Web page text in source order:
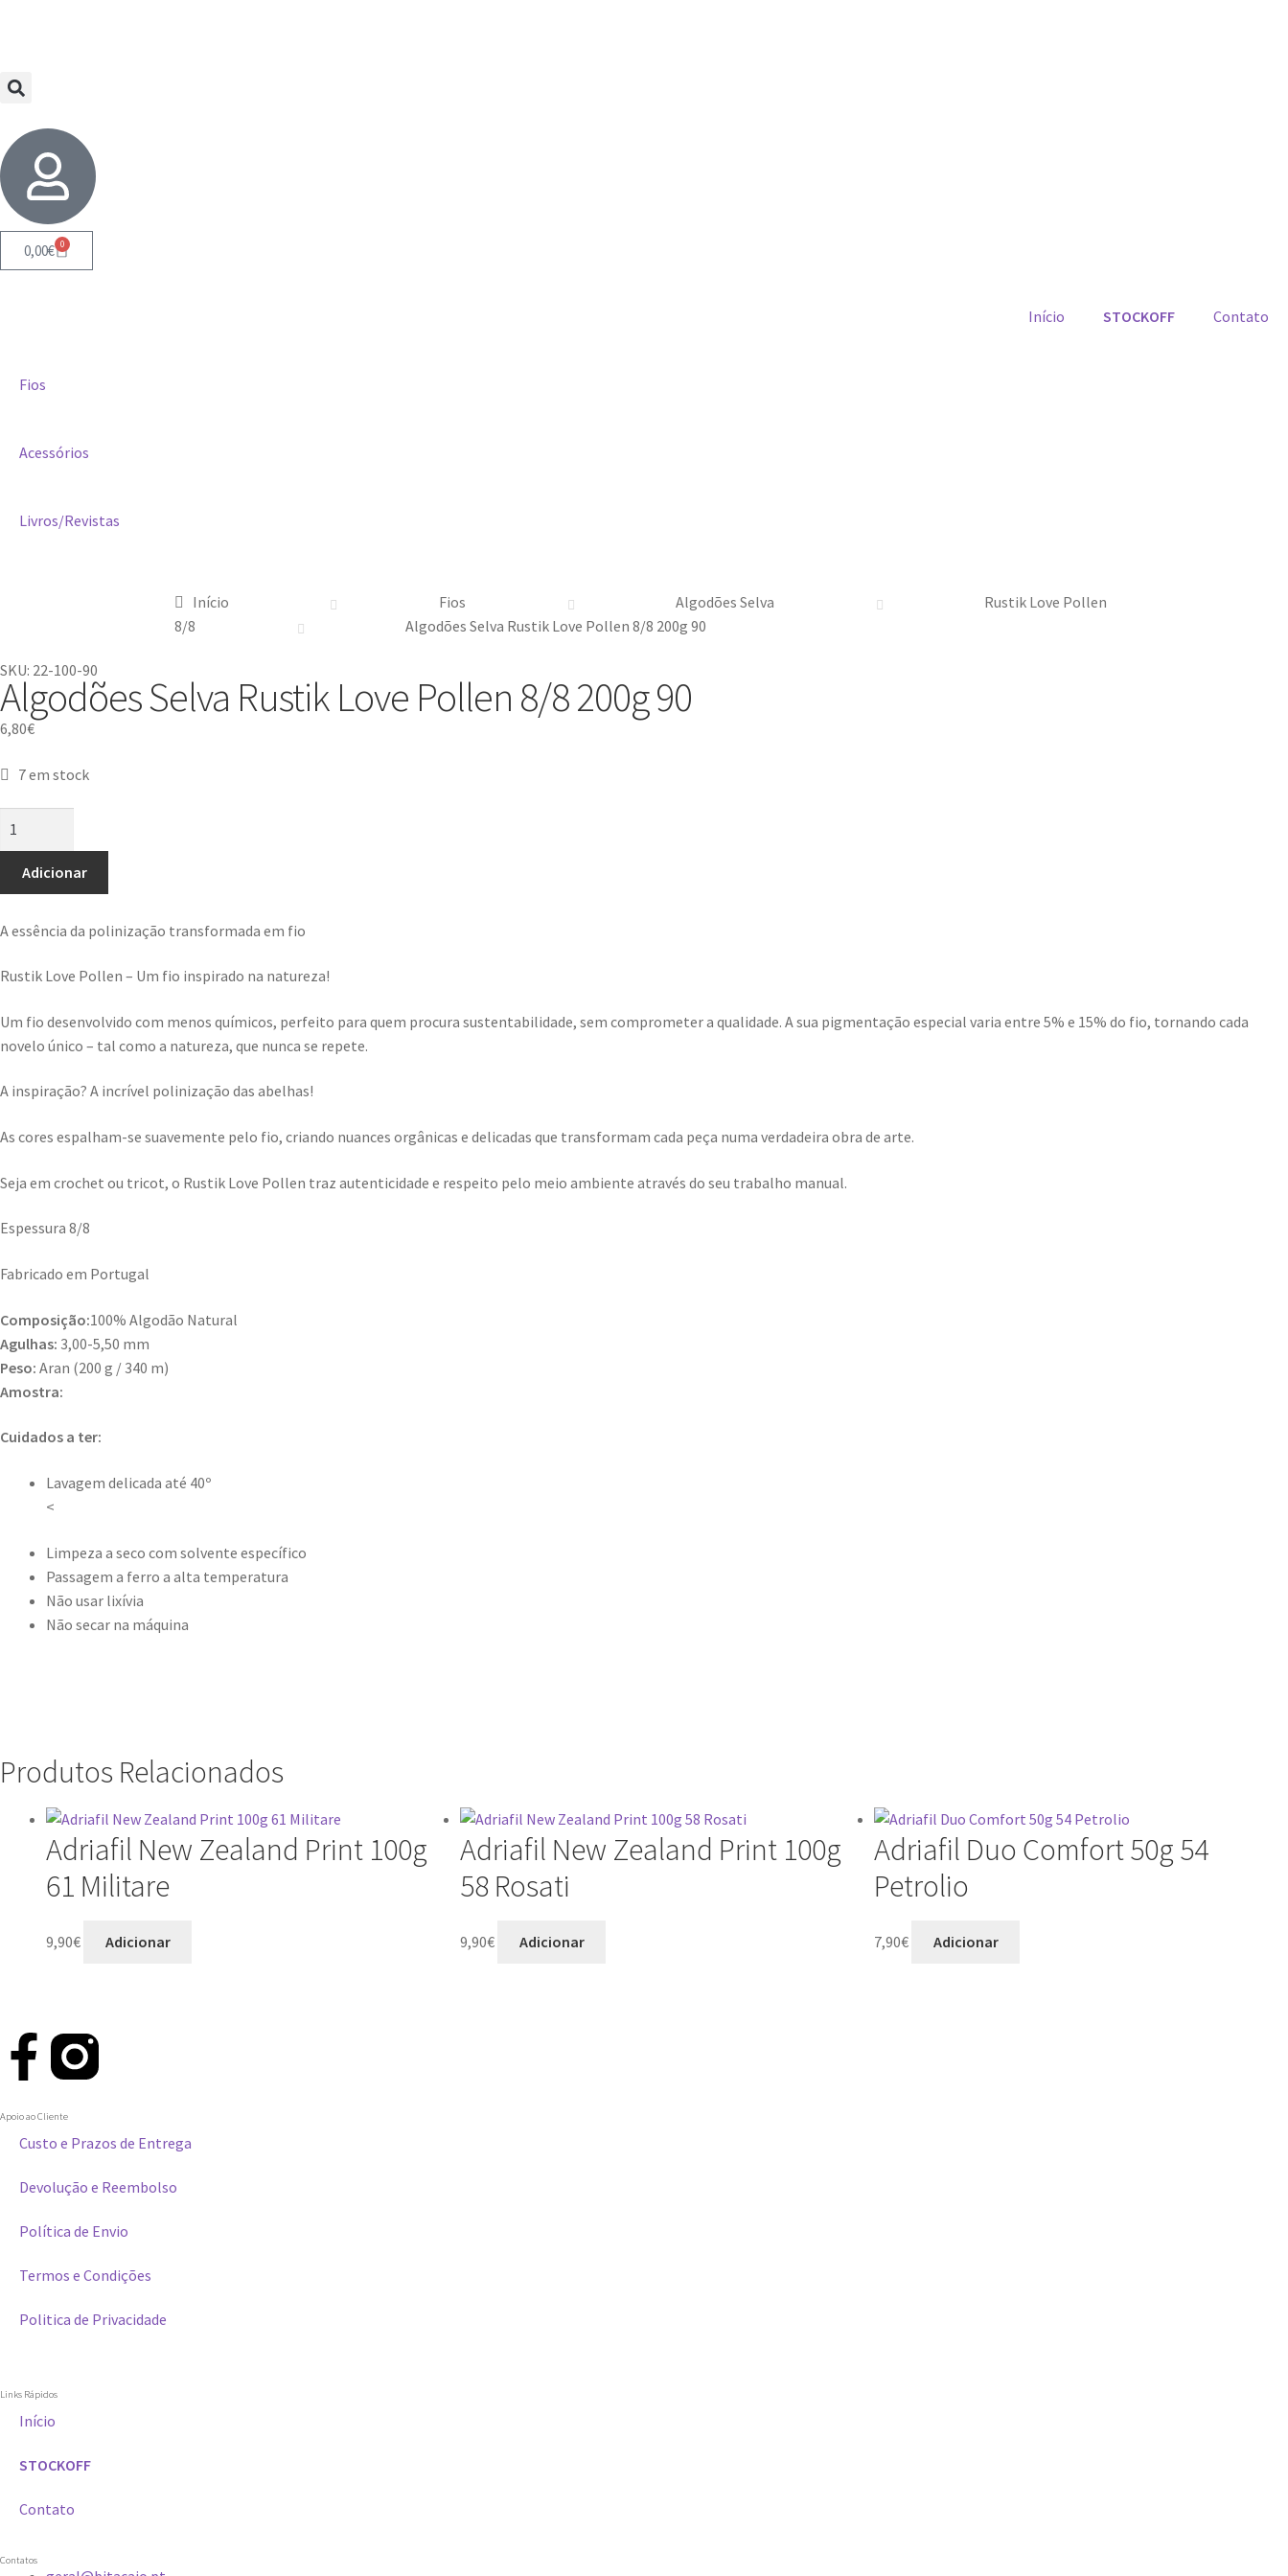
0,00€ 0
Início STOCKOFF Contato
Fios
Acessórios
Livros/Revistas
Início Fios Algodões Selva
Rustik Love Pollen
8/8
Algodões Selva Rustik Love Pollen 8/8 200g 90
SKU: 22-100-90
Algodões Selva Rustik Love Pollen 8/8 200g 90
6,80€
7 em stock
Adicionar
A essência da polinização transformada em fio
Rustik Love Pollen – Um fio inspirado na natureza!
Um fio desenvolvido com menos químicos, perfeito para quem procura sustentabilidade, sem comprometer a qualidade. A sua pigmentação especial varia entre 5% e 15% do fio, tornando cada
novelo único – tal como a natureza, que nunca se repete.
A inspiração? A incrível polinização das abelhas!
As cores espalham-se suavemente pelo fio, criando nuances orgânicas e delicadas que transformam cada peça numa verdadeira obra de arte.
Seja em crochet ou tricot, o Rustik Love Pollen traz autenticidade e respeito pelo meio ambiente através do seu trabalho manual.
Espessura 8/8
Fabricado em Portugal
Composição:100% Algodão Natural
Agulhas: 3,00-5,50 mm
Peso: Aran (200 g / 340 m)
Amostra:
Cuidados a ter:
Lavagem delicada até 40º
<
Limpeza a seco com solvente específico
Passagem a ferro a alta temperatura
Não usar lixívia
Não secar na máquina
Produtos Relacionados
Adriafil New Zealand Print 100g
61 Militare
9,90€ Adicionar
Adriafil New Zealand Print 100g
58 Rosati
9,90€ Adicionar
Adriafil Duo Comfort 50g 54
Petrolio
7,90€ Adicionar
Apoio ao Cliente
Custo e Prazos de Entrega
Devolução e Reembolso
Política de Envio
Termos e Condições
Politica de Privacidade
Links Rápidos
Início
STOCKOFF
Contato
Contatos